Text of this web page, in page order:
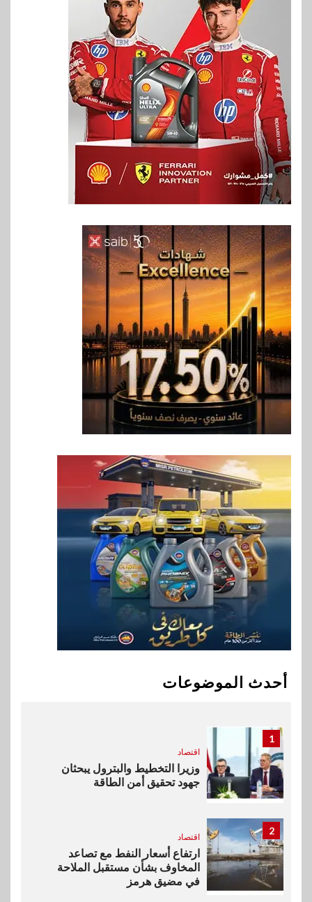
أحدث الموضوعات
6
بنوك
بنك مصر يشارك في فعالية اليوم
العالمي للشباب ويقدم العديد من
العروض المجانية
7
بنوك
بنك QNB مصر يعزز جاهزية
المشروعات الصغيرة والمتوسطة
للنمو والتوسع
فيكسد مصر و”حلول” تتشاركان
في تطوير أول منصة للسياحة
الصحية في مصر والشرق الأوسط
وأفريقيا Tour4Cure
9
سوق وصلة
هواوي: هاتف nova 15
Max بطارية ضخمة وتصميم متين
جهازًا مثاليًا للشباب
اقتصاد
خطط نمو «بلد» لتعزيز حضورها
في سوق تحويلات المصريين
1
اقتصاد
وزيرا التخطيط والبترول يبحثان
جهود تحقيق أمن الطاقة
2
اقتصاد
ارتفاع أسعار النفط مع تصاعد
المخاوف بشأن مستقبل الملاحة
في مضيق هرمز